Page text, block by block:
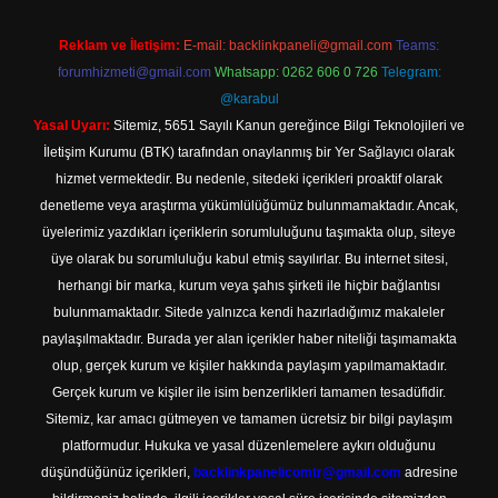
Reklam ve İletişim: E-mail: backlinkpaneli@gmail.com Teams:
forumhizmeti@gmail.com Whatsapp: 0262 606 0 726 Telegram:
@karabul
Yasal Uyarı: Sitemiz, 5651 Sayılı Kanun gereğince Bilgi Teknolojileri ve
İletişim Kurumu (BTK) tarafından onaylanmış bir Yer Sağlayıcı olarak
hizmet vermektedir. Bu nedenle, sitedeki içerikleri proaktif olarak
denetleme veya araştırma yükümlülüğümüz bulunmamaktadır. Ancak,
üyelerimiz yazdıkları içeriklerin sorumluluğunu taşımakta olup, siteye
üye olarak bu sorumluluğu kabul etmiş sayılırlar. Bu internet sitesi,
herhangi bir marka, kurum veya şahıs şirketi ile hiçbir bağlantısı
bulunmamaktadır. Sitede yalnızca kendi hazırladığımız makaleler
paylaşılmaktadır. Burada yer alan içerikler haber niteliği taşımamakta
olup, gerçek kurum ve kişiler hakkında paylaşım yapılmamaktadır.
Gerçek kurum ve kişiler ile isim benzerlikleri tamamen tesadüfidir.
Sitemiz, kar amacı gütmeyen ve tamamen ücretsiz bir bilgi paylaşım
platformudur. Hukuka ve yasal düzenlemelere aykırı olduğunu
düşündüğünüz içerikleri, backlinkpanelicomtr@gmail.com adresine